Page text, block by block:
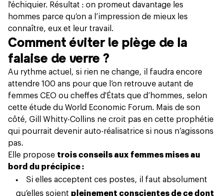
l'échiquier. Résultat : on promeut davantage les
hommes parce qu’on a l’impression de mieux les
connaître, eux et leur travail.
Comment éviter le piège de la
falaise de verre ?
Au rythme actuel, si rien ne change, il faudra encore
attendre 100 ans pour que l’on retrouve autant de
femmes CEO ou cheffes d'États que d’hommes, selon
cette étude du World Economic Forum. Mais de son
côté, Gill Whitty-Collins ne croit pas en cette prophétie
qui pourrait devenir auto-réalisatrice si nous n’agissons
pas.
Elle propose trois conseils aux femmes mises au
bord du précipice :
Si elles acceptent ces postes, il faut absolument
qu’elles soient pleinement conscientes de ce dont